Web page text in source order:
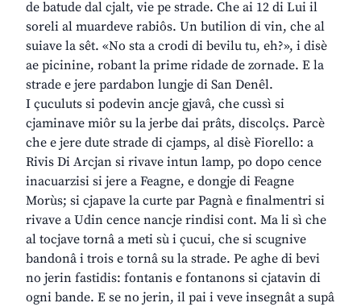
de batude dal cjalt, vie pe strade. Che ai 12 di Lui il
soreli al muardeve rabiôs. Un butilion di vin, che al
suiave la sêt. «No sta a crodi di bevilu tu, eh?», i disè
ae picinine, robant la prime ridade de zornade. E la
strade e jere pardabon lungje di San Denêl.
I çuculuts si podevin ancje gjavâ, che cussì si
cjaminave miôr su la jerbe dai prâts, discolçs. Parcè
che e jere dute strade di cjamps, al disè Fiorello: a
Rivis Di Arcjan si rivave intun lamp, po dopo cence
inacuarzisi si jere a Feagne, e dongje di Feagne
Morùs; si cjapave la curte par Pagnà e finalmentri si
rivave a Udin cence nancje rindisi cont. Ma li sì che
al tocjave tornâ a meti sù i çucui, che si scugnive
bandonâ i trois e tornâ su la strade. Pe aghe di bevi
no jerin fastidis: fontanis e fontanons si cjatavin di
ogni bande. E se no jerin, il pai i veve insegnât a supâ